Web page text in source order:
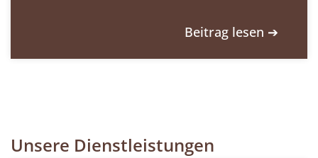
Beitrag lesen ➔
Unsere Dienstleistungen